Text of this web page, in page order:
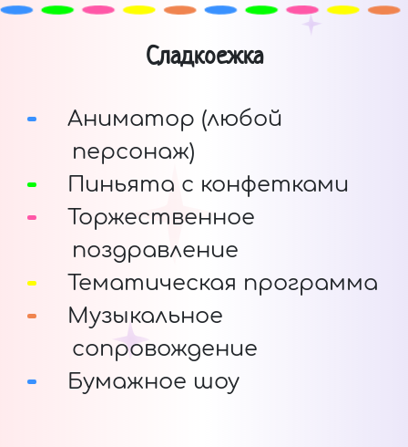
Сладкоежка
Аниматор (любой
персонаж)
Пиньята с конфетками
Торжественное
поздравление
Тематическая программа
Музыкальное
сопровождение
Бумажное шоу